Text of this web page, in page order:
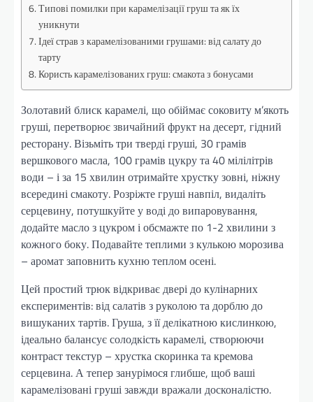
Типові помилки при карамелізації груш та як їх
уникнути
Ідеї страв з карамелізованими грушами: від салату до
тарту
Користь карамелізованих груш: смакота з бонусами
Золотавий блиск карамелі, що обіймає соковиту м’якоть
груші, перетворює звичайний фрукт на десерт, гідний
ресторану. Візьміть три тверді груші, 30 грамів
вершкового масла, 100 грамів цукру та 40 мілілітрів
води – і за 15 хвилин отримайте хрустку зовні, ніжну
всередині смакоту. Розріжте груші навпіл, видаліть
серцевину, потушкуйте у воді до випаровування,
додайте масло з цукром і обсмажте по 1-2 хвилини з
кожного боку. Подавайте теплими з кулькою морозива
– аромат заповнить кухню теплом осені.
Цей простий трюк відкриває двері до кулінарних
експериментів: від салатів з руколою та дорблю до
вишуканих тартів. Груша, з її делікатною кислинкою,
ідеально балансує солодкість карамелі, створюючи
контраст текстур – хрустка скоринка та кремова
серцевина. А тепер занурімося глибше, щоб ваші
карамелізовані груші завжди вражали досконалістю.